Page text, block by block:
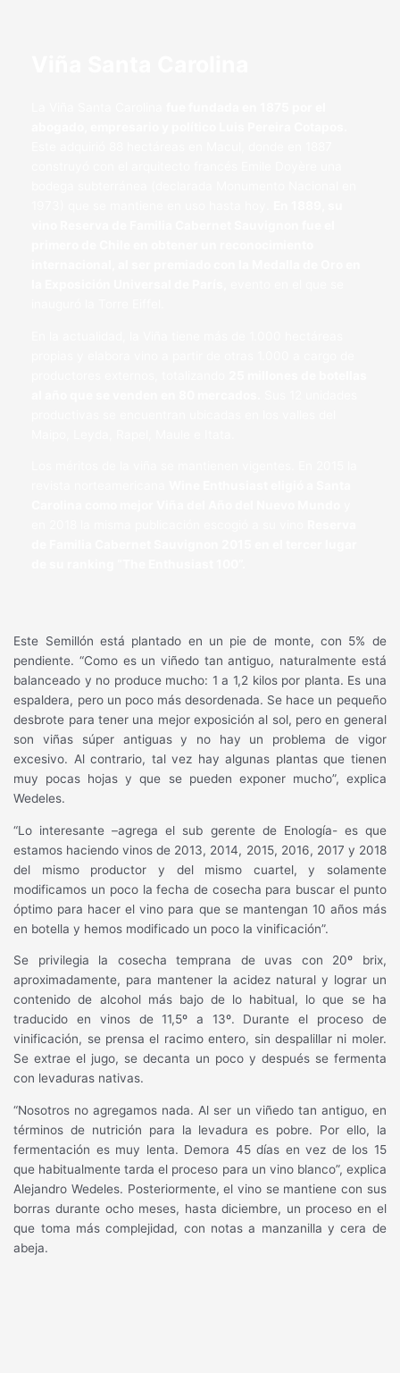
Este Semillón está plantado en un pie de monte, con 5% de
pendiente. “Como es un viñedo tan antiguo, naturalmente está
balanceado y no produce mucho: 1 a 1,2 kilos por planta. Es una
espaldera, pero un poco más desordenada. Se hace un pequeño
desbrote para tener una mejor exposición al sol, pero en general
son viñas súper antiguas y no hay un problema de vigor
excesivo. Al contrario, tal vez hay algunas plantas que tienen
muy pocas hojas y que se pueden exponer mucho”, explica
Wedeles.
“Lo interesante –agrega el sub gerente de Enología- es que
estamos haciendo vinos de 2013, 2014, 2015, 2016, 2017 y 2018
del mismo productor y del mismo cuartel, y solamente
modificamos un poco la fecha de cosecha para buscar el punto
óptimo para hacer el vino para que se mantengan 10 años más
en botella y hemos modificado un poco la vinificación”.
Se privilegia la cosecha temprana de uvas con 20º brix,
aproximadamente, para mantener la acidez natural y lograr un
contenido de alcohol más bajo de lo habitual, lo que se ha
traducido en vinos de 11,5º a 13º. Durante el proceso de
vinificación, se prensa el racimo entero, sin despalillar ni moler.
Se extrae el jugo, se decanta un poco y después se fermenta
con levaduras nativas.
“Nosotros no agregamos nada. Al ser un viñedo tan antiguo, en
términos de nutrición para la levadura es pobre. Por ello, la
fermentación es muy lenta. Demora 45 días en vez de los 15
que habitualmente tarda el proceso para un vino blanco”, explica
Alejandro Wedeles. Posteriormente, el vino se mantiene con sus
borras durante ocho meses, hasta diciembre, un proceso en el
que toma más complejidad, con notas a manzanilla y cera de
abeja.